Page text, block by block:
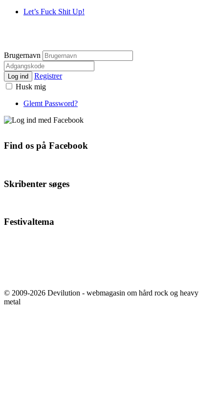
Let’s Fuck Shit Up!
Brugernavn
Log ind
Registrer
Husk mig
Glemt Password?
Find os på Facebook
Skribenter søges
Festivaltema
© 2009-2026 Devilution - webmagasin om hård rock og heavy
metal